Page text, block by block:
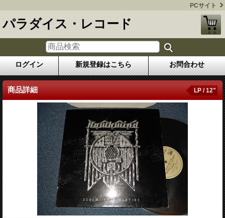
PCサイト
パラダイス・レコード
ログイン 新規登録はこちら お問合わせ
商品詳細 LP / 12"